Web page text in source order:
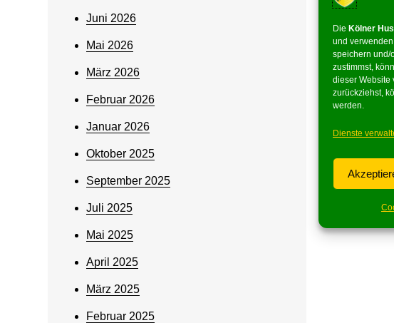
Die Kölner
und
speichern und/
zustimmst,
dieser Website
zurückziehst,
werden.
Dienste
Juni 2026
Mai 2026
März 2026
Februar 2026
Januar 2026
Oktober 2025
September 2025
Juli 2025
Mai 2025
April 2025
März 2025
Februar 2025